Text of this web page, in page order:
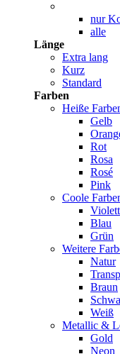
nur
alle
Länge
Extra lang
Kurz
Standard
Farben
Heiße
Gelb
Rot
Rosa
Rosé
Pink
Coole
Violett
Blau
Grün
Weitere
Natur
Braun
Weiß
Metallic &
Gold
Neon